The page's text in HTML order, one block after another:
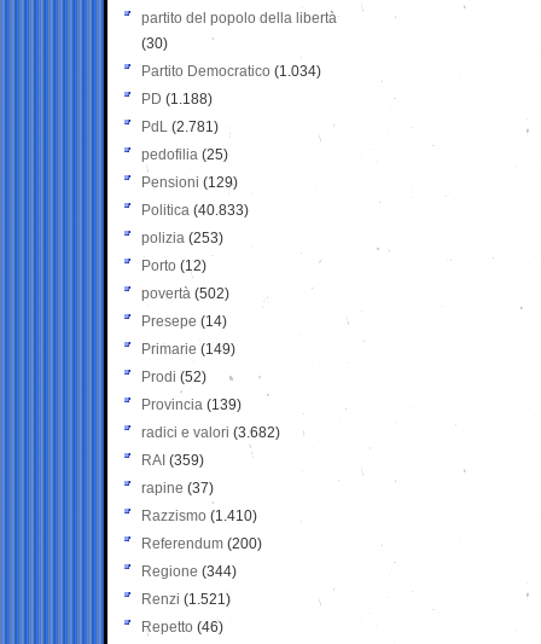
partito del popolo della libertà
(30)
Partito Democratico (1.034)
PD (1.188)
PdL (2.781)
pedofilia (25)
Pensioni (129)
Politica (40.833)
polizia (253)
Porto (12)
povertà (502)
Presepe (14)
Primarie (149)
Prodi (52)
Provincia (139)
radici e valori (3.682)
RAI (359)
rapine (37)
Razzismo (1.410)
Referendum (200)
Regione (344)
Renzi (1.521)
Repetto (46)